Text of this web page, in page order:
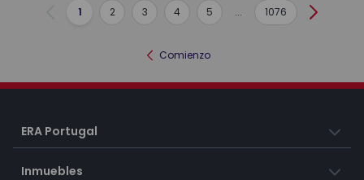
Anterior
1 2 3 4 5 ... 1076
Comienzo
ERA Portugal
Inmuebles